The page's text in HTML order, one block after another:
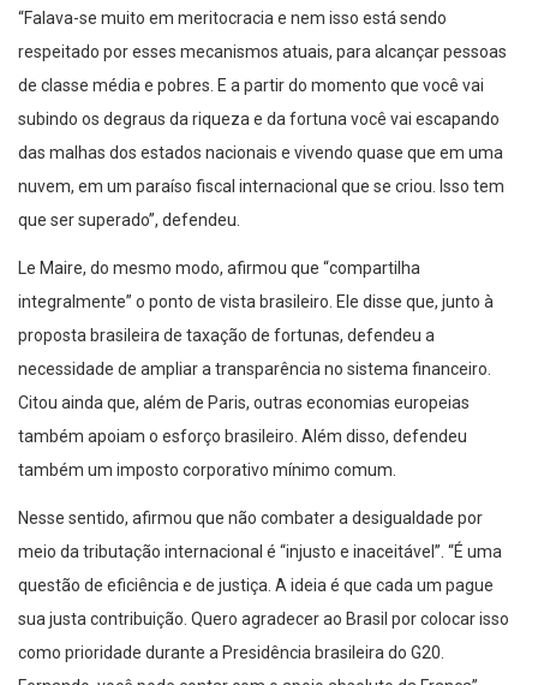
“Falava-se muito em meritocracia e nem isso está sendo
respeitado por esses mecanismos atuais, para alcançar pessoas
de classe média e pobres. E a partir do momento que você vai
subindo os degraus da riqueza e da fortuna você vai escapando
das malhas dos estados nacionais e vivendo quase que em uma
nuvem, em um paraíso fiscal internacional que se criou. Isso tem
que ser superado”, defendeu.
Le Maire, do mesmo modo, afirmou que “compartilha
integralmente” o ponto de vista brasileiro. Ele disse que, junto à
proposta brasileira de taxação de fortunas, defendeu a
necessidade de ampliar a transparência no sistema financeiro.
Citou ainda que, além de Paris, outras economias europeias
também apoiam o esforço brasileiro. Além disso, defendeu
também um imposto corporativo mínimo comum.
Nesse sentido, afirmou que não combater a desigualdade por
meio da tributação internacional é “injusto e inaceitável”. “É uma
questão de eficiência e de justiça. A ideia é que cada um pague
sua justa contribuição. Quero agradecer ao Brasil por colocar isso
como prioridade durante a Presidência brasileira do G20.